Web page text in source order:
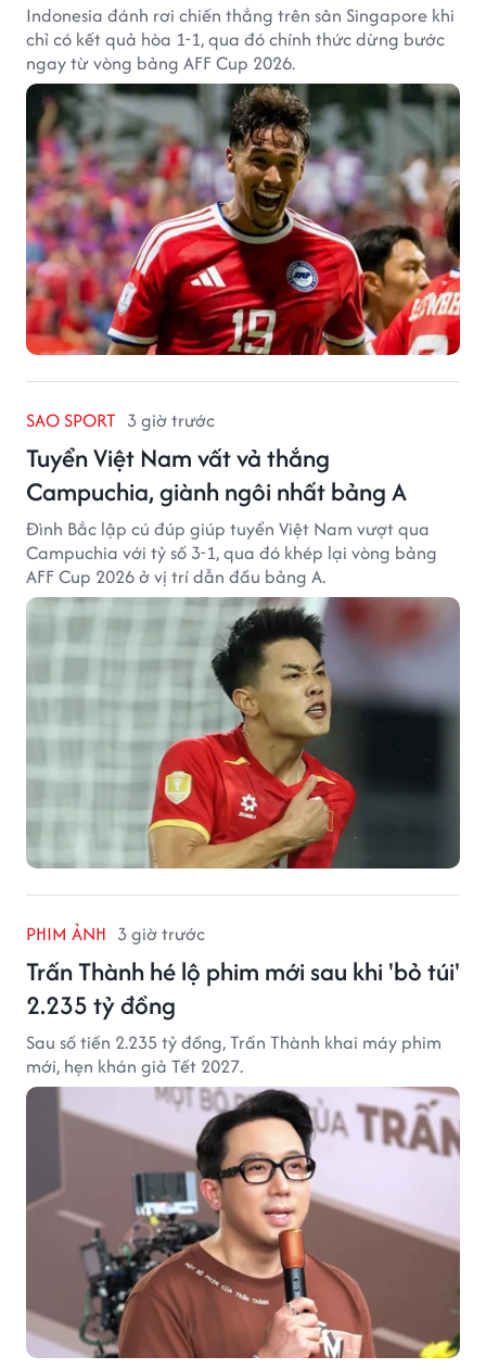
Indonesia đánh rơi chiến thắng trên sân Singapore khi
chỉ có kết quả hòa 1-1, qua đó chính thức dừng bước
ngay từ vòng bảng AFF Cup 2026.
SAO SPORT 3 giờ trước
Tuyển Việt Nam vất vả thắng
Campuchia, giành ngôi nhất bảng A
Đình Bắc lập cú đúp giúp tuyển Việt Nam vượt qua
Campuchia với tỷ số 3-1, qua đó khép lại vòng bảng
AFF Cup 2026 ở vị trí dẫn đầu bảng A.
PHIM ẢNH 3 giờ trước
Trấn Thành hé lộ phim mới sau khi 'bỏ túi'
2.235 tỷ đồng
Sau số tiền 2.235 tỷ đồng, Trấn Thành khai máy phim
mới, hẹn khán giả Tết 2027.